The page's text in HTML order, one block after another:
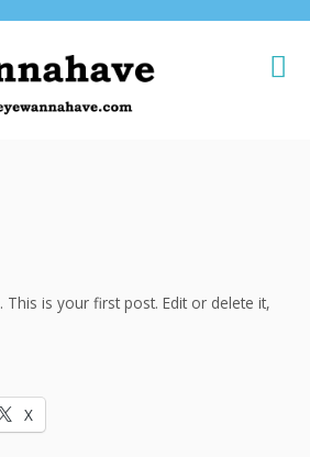
This is your first post. Edit or delete it,
X